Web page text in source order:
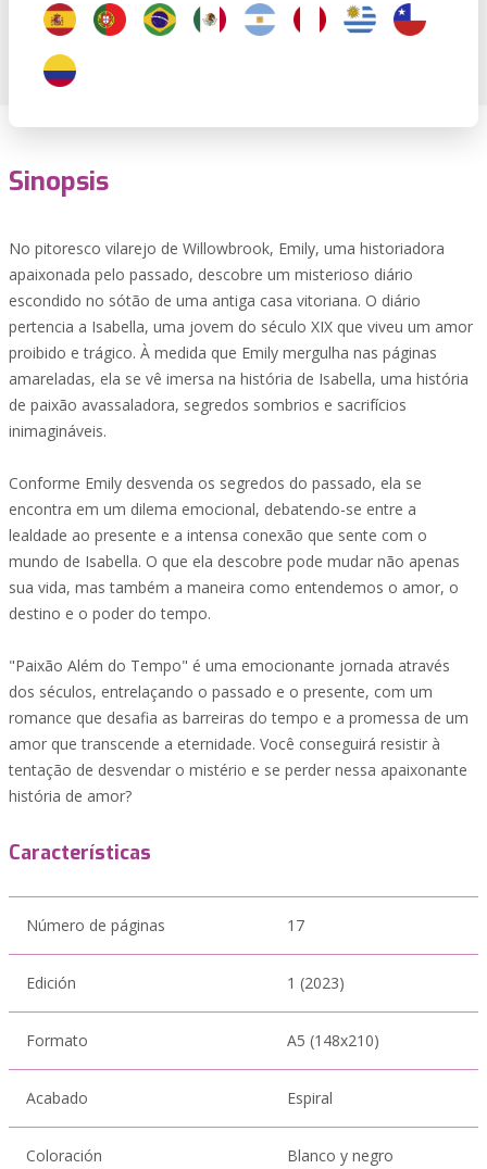
Sinopsis
No pitoresco vilarejo de Willowbrook, Emily, uma historiadora
apaixonada pelo passado, descobre um misterioso diário
escondido no sótão de uma antiga casa vitoriana. O diário
pertencia a Isabella, uma jovem do século XIX que viveu um amor
proibido e trágico. À medida que Emily mergulha nas páginas
amareladas, ela se vê imersa na história de Isabella, uma história
de paixão avassaladora, segredos sombrios e sacrifícios
inimagináveis.
Conforme Emily desvenda os segredos do passado, ela se
encontra em um dilema emocional, debatendo-se entre a
lealdade ao presente e a intensa conexão que sente com o
mundo de Isabella. O que ela descobre pode mudar não apenas
sua vida, mas também a maneira como entendemos o amor, o
destino e o poder do tempo.
"Paixão Além do Tempo" é uma emocionante jornada através
dos séculos, entrelaçando o passado e o presente, com um
romance que desafia as barreiras do tempo e a promessa de um
amor que transcende a eternidade. Você conseguirá resistir à
tentação de desvendar o mistério e se perder nessa apaixonante
história de amor?
Características
Número de páginas 17
Edición 1 (2023)
Formato A5 (148x210)
Acabado Espiral
Coloración Blanco y negro